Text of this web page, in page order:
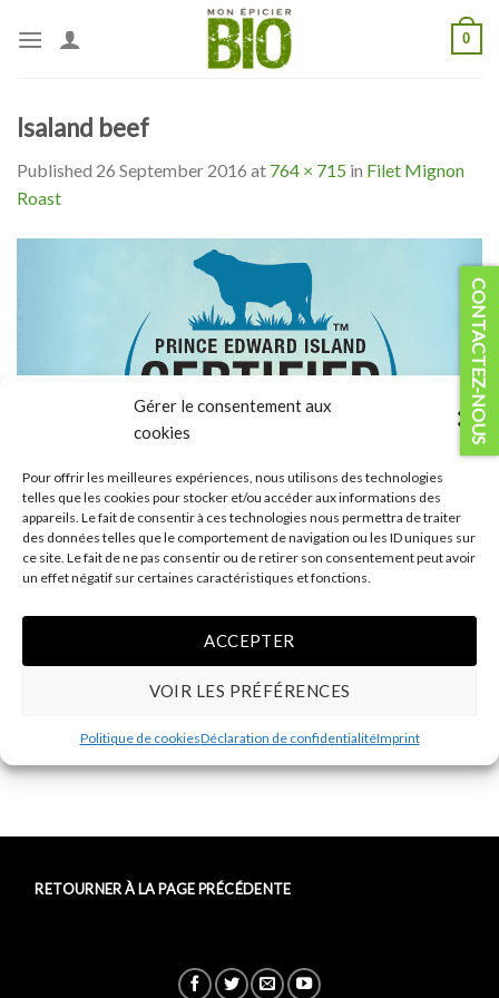
Gérer le consentement aux
cookies
Pour offrir les meilleures expériences, nous utilisons des technologies
telles que les cookies pour stocker et/ou accéder aux informations des
appareils. Le fait de consentir à ces technologies nous permettra de traiter
des données telles que le comportement de navigation ou les ID uniques sur
ce site. Le fait de ne pas consentir ou de retirer son consentement peut avoir
un effet négatif sur certaines caractéristiques et fonctions.
ACCEPTER
VOIR LES PRÉFÉRENCES
Politique de cookiesDéclaration de confidentialitéImprint
0
Isaland beef
Published 26 September 2016 at 764 × 715 in Filet Mignon
Roast
RETOURNER À LA PAGE PRÉCÉDENTE
CONTACTEZ-NOUS